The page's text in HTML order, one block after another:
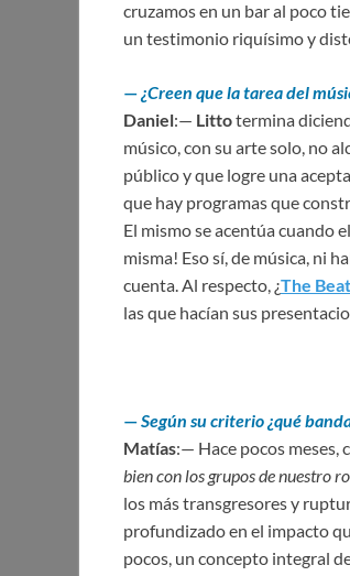
cruzamos en un bar al poco
un testimonio riquísimo y
—¿Creen que la tarea del
Daniel:— Littotermina
músico, con su arte solo, no
público y que logre una
que hay programas que
El mismo se acentúa cuando
misma! Eso sí, de música, ni
cuenta. Al respecto, ¿The
las que hacían sus
—Según su criterio ¿qué
Matías:— Hace pocos meses,
bien con los grupos de nuestro
los más transgresores y
profundizado en el impacto
pocos, un concepto integral